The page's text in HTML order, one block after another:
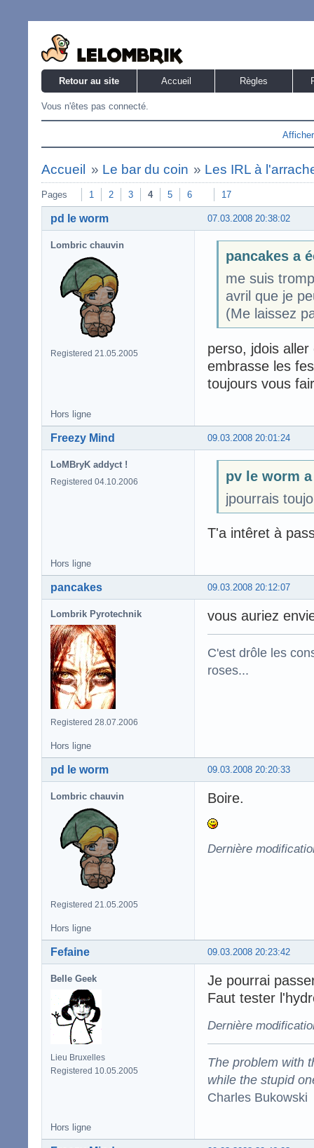
Retour au site Accueil Règles
Vous n'êtes pas connecté.
Accueil » Le bar du coin » Les IRL à
Pages 1 2 3 4 5 6 17
07.03.2008 20:38:02
pd le worm
Lombric chauvin
Registered 21.05.2005
pancakes a
me suis
avril que je
(Me laissez
perso, jdois
embrasse les
toujours vous
Hors ligne
09.03.2008 20:01:24
Freezy Mind
LoMBryK addyct !
Registered 04.10.2006
pv le worm
jpourrais
T'a intêret à
Hors ligne
09.03.2008 20:12:07
pancakes
Lombrik Pyrotechnik
Registered 28.07.2006
vous auriez
C'est drôle les
roses...
Hors ligne
09.03.2008 20:20:33
pd le worm
Lombric chauvin
Registered 21.05.2005
Boire.
Dernière
Hors ligne
09.03.2008 20:23:42
Fefaine
Belle Geek
Lieu Bruxelles
Registered 10.05.2005
Je pourrai
Faut tester
Dernière
The problem with
while the stupid
Charles Bukowski
Hors ligne